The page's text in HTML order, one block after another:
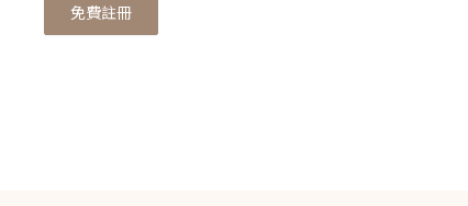
。以不同的溶劑萃取K. ericoides的葉子和嫩枝以提
免費註冊